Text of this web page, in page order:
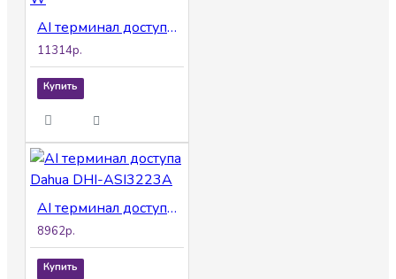
AI терминал доступа Dahua DHI-ASI3214A-W
11314р.
Купить
AI терминал доступа Dahua DHI-ASI3223A
8962р.
Купить